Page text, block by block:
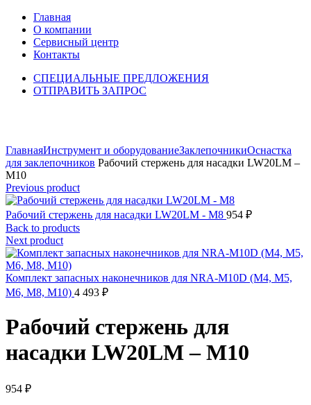
Главная
О компании
Сервисный центр
Контакты
СПЕЦИАЛЬНЫЕ ПРЕДЛОЖЕНИЯ
ОТПРАВИТЬ ЗАПРОС
ГлавнаяИнструмент и оборудованиеЗаклепочникиОснастка
для заклепочников Рабочий стержень для насадки LW20LM –
M10
Previous product
Рабочий стержень для насадки LW20LM - M8 954 ₽
Back to products
Next product
Комплект запасных наконечников для NRA-M10D (M4, M5,
M6, M8, M10) 4 493 ₽
Рабочий стержень для
насадки LW20LM – M10
954 ₽